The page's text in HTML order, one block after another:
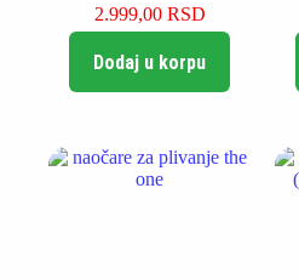
2.999,00 RSD
Dodaj u korpu